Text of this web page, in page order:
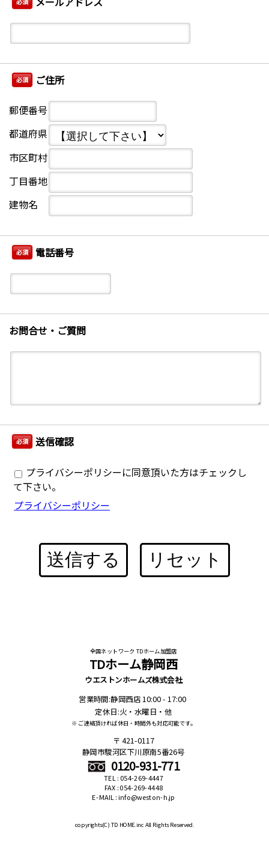
必須
必須 ご住所
郵便番号
都道府県
市区町村
丁目番地
建物名
必須 電話番号
お問合せ・ご質問
必須 送信確認
プライバシーポリシーに同意頂いた方はチェックし
て下さい。
プライバシーポリシー
送信する リセット
全国ネットワーク TDホーム加盟店
TDホーム静岡西
ウエストンホームズ株式会社
営業時間:静岡西店 10:00 - 17:00
定休日:火・水曜日・他
※ ご連絡頂ければ休日・時間外も対応可能です。
421-0117
静岡市駿河区下川原南5番26号
0120-931-771
TEL : 054-269-4447
FAX : 054-269-4448
E-MAIL : info@weston-h.jp
copyrights(C) TD HOME.inc All Rights Reserved.